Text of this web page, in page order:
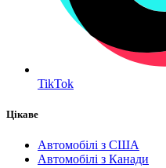
TikTok
Цікаве
Автомобілі з США
Автомобілі з Канади